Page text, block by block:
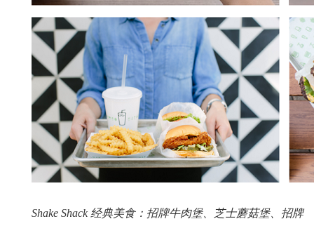
Shake Shack 经典美食：招牌牛肉堡、芝士蘑菇堡、招牌